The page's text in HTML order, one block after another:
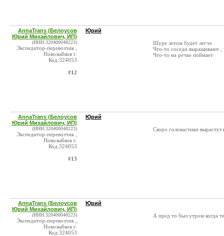
AnnaTrans (Белоусов
Юрий Михайлович, ИП)
(ИНН:320400048223)
Экспедитор-перевозчик ,
Новозыбков г.
Код:324053
#12
Юрий
Шуре летом будет легче
Что-то соседи выращивают ,
Что-то на речке поймает
AnnaTrans (Белоусов
Юрий Михайлович, ИП)
(ИНН:320400048223)
Экспедитор-перевозчик ,
Новозыбков г.
Код:324053
#13
Юрий
Скоро головастики вырастут
AnnaTrans (Белоусов
Юрий Михайлович, ИП)
(ИНН:320400048223)
Экспедитор-перевозчик ,
Новозыбков г.
Код:324053
Юрий
А пред то был утром когда